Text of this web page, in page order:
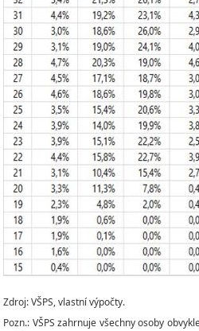
Zdroj: VŠPS, vlastní výpočty.
Pozn.: VŠPS zahrnuje všechny osoby